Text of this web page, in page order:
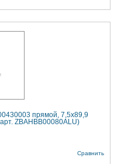
прямой, 7,5x89,9
ZBAHBB00080ALU)
Сравнить